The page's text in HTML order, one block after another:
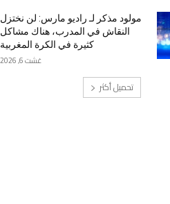
مولود مذكر لـ راديو مارس: لن نختزل
النقاش في المدرب، هناك مشاكل
كثيرة في الكرة المغربية
غشت 6, 2026
تحميل أكثر